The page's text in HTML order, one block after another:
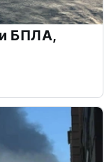
БПЛА,